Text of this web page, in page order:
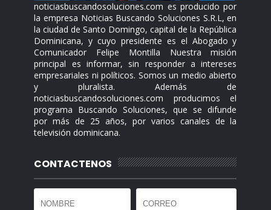
noticiasbuscandosoluciones.com es producido por
la empresa Noticias Buscando Soluciones S.R.L, en
la ciudad de Santo Domingo, capital de la República
Dominicana, y cuyo presidente es el Abogado y
Comunicador Felipe Montilla Nuestra misión
principal es informar, sin responder a intereses
empresariales ni políticos. Somos un medio abierto
y pluralista. Además de
noticiasbuscandosoluciones.com producimos el
programa Buscando Soluciones, que se difunde
por más de 25 años, por varios canales de la
televisión dominicana.
CONTACTENOS